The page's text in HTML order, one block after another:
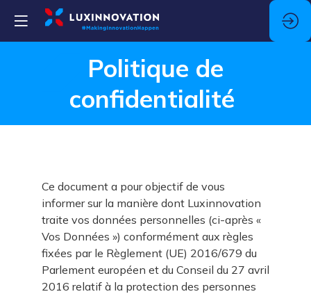
Politique de
confidentialité
Ce document a pour objectif de vous
informer sur la manière dont Luxinnovation
traite vos données personnelles (ci-après «
Vos Données ») conformément aux règles
fixées par le Règlement (UE) 2016/679 du
Parlement européen et du Conseil du 27 avril
2016 relatif à la protection des personnes